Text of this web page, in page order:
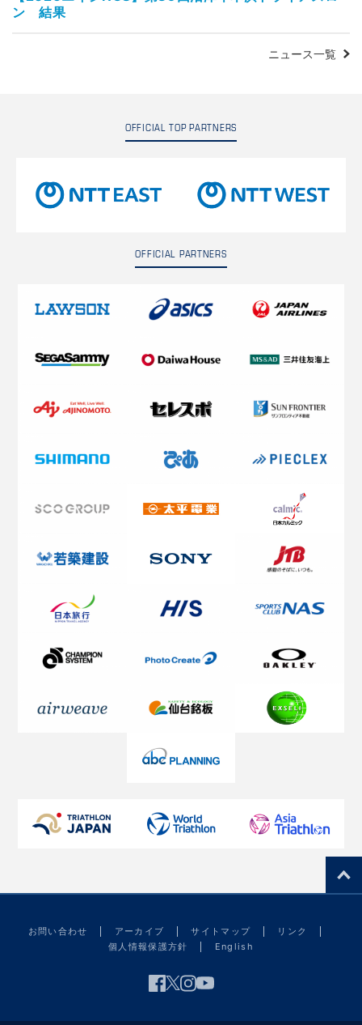
ン 結果
ニュース一覧
OFFICIAL TOP PARTNERS
OFFICIAL PARTNERS
お問い合わせ アーカイブ サイトマップ
リンク
個人情報保護方針
English